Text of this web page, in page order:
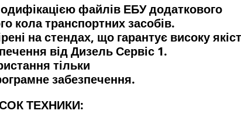
файлів ЕБУ додаткового
кола транспортних засобів.
на стендах, що гарантує високу
від Дизель Сервіс 1.
тільки
забезпечення.
ТЕХНИКИ: